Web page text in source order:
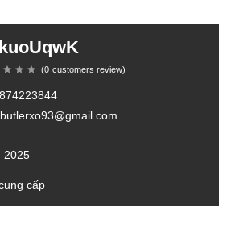
(0 customers review)
2025
cấp